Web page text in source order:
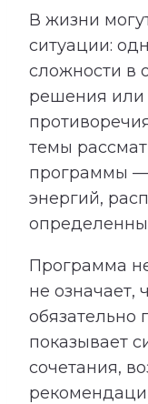
В жизни
ситуации:
сложности в
решения или
темы
программы —
энергий,
Программа
не означает,
обязательно
показывает
сочетания,